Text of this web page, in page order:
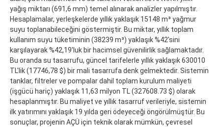
yağış miktarı (691,6 mm) temel alınarak analizler yapılmıştır.
Hesaplamalar, yerleşkelerde yıllık yaklaşık 15148 m³ yağmur
suyu toplanabileceğini göstermiştir. Bu miktar, yıllık toplam
kullanım suyu tüketiminin (38239 m³) yaklaşık %42'sini
karşılayarak %42,19'luk bir hacimsel güvenilirlik sağlamaktadır.
Bu oranda su tasarrufu, güncel tarifelerle yıllık yaklaşık 630010
TL'lik (17746,78 $) bir mali tasarrufa denk gelmektedir. Sistemin
tanklar, filtreler ve pompalar dahil toplam kurulum maliyeti
(işgücü hariç) yaklaşık 11,63 milyon TL (327608.73 $) olarak
hesaplanmıştır. Bu maliyet ve yıllık tasarruf verileriyle, sistemin
ilk yatırımını yaklaşık 19 yılda geri ödeyeceği öngörülmüştür. Bu
sonuçlar, projenin AÇÜ için teknik olarak mümkün, çevresel